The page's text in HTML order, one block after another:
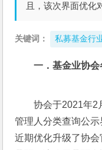
且，该次界面优化
关键词： 私募基金行
一．基金业协
协会于2021年2
管理人分类查询公
近期优化升级了协会